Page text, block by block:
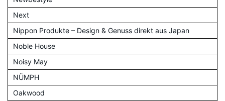
Next
Nippon Produkte – Design & Genuss direkt aus Japan
Noble House
Noisy May
NÜMPH
Oakwood